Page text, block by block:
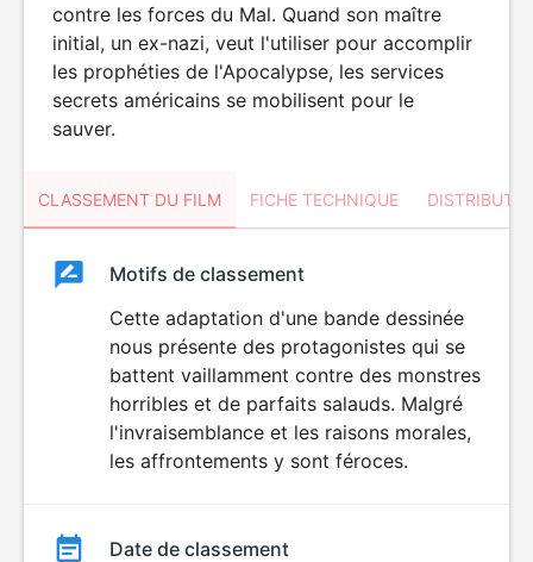
contre les forces du Mal. Quand son maître
initial, un ex-nazi, veut l'utiliser pour accomplir
les prophéties de l'Apocalypse, les services
secrets américains se mobilisent pour le
sauver.
CLASSEMENT DU FILM FICHE TECHNIQUE
ClassementClassement
Motifs de classement
Cette adaptation d'une bande dessinée
nous présente des protagonistes qui se
battent vaillamment contre des monstres
horribles et de parfaits salauds. Malgré
l'invraisemblance et les raisons morales,
les affrontements y sont féroces.
Date de classement